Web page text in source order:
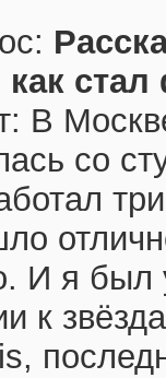
как
В
со
И я был
к